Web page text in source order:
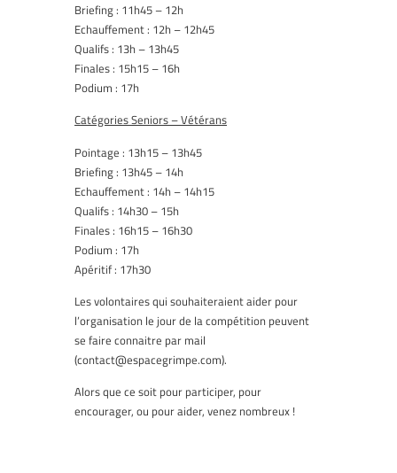
Briefing : 11h45 – 12h
Echauffement : 12h – 12h45
Qualifs : 13h – 13h45
Finales : 15h15 – 16h
Podium : 17h
Catégories Seniors – Vétérans
Pointage : 13h15 – 13h45
Briefing : 13h45 – 14h
Echauffement : 14h – 14h15
Qualifs : 14h30 – 15h
Finales : 16h15 – 16h30
Podium : 17h
Apéritif : 17h30
Les volontaires qui souhaiteraient aider pour
l’organisation le jour de la compétition peuvent
se faire connaitre par mail
(contact@espacegrimpe.com).
Alors que ce soit pour participer, pour
encourager, ou pour aider, venez nombreux !